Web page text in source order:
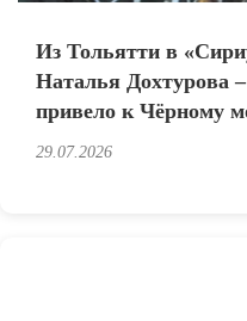
Из Тольятти в
Наталья Дохтурова
привело к Чёрному
29.07.2026